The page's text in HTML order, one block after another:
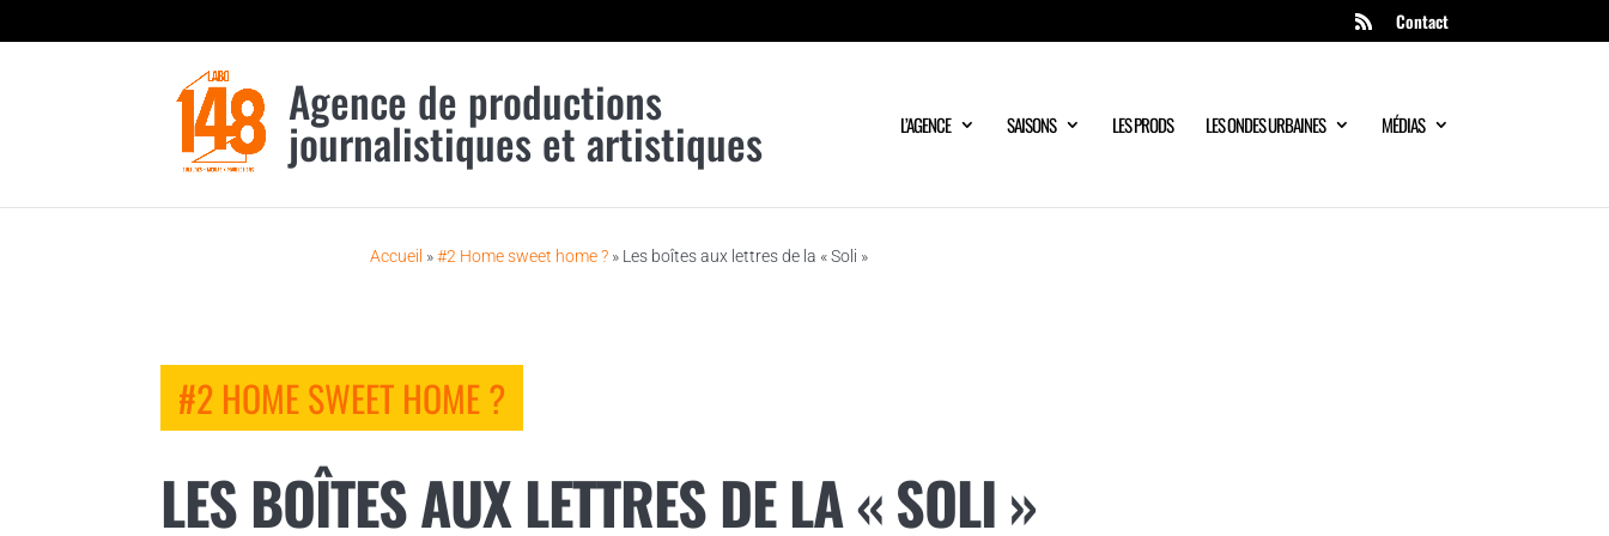
Contact
Agence de productions
journalistiques et artistiques L’AGENCE SAISONS LES PRODS LES ONDES URBAINES MÉDIAS
Accueil »#2 Home sweet home ? » Les boîtes aux lettres de la « Soli »
#2 HOME SWEET HOME ?
LES BOÎTES AUX LETTRES DE LA « SOLI »